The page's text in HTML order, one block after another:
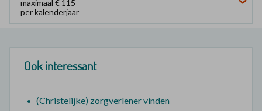
maximaal € 115
per kalenderjaar
Ook interessant
(Christelijke) zorgverlener vinden